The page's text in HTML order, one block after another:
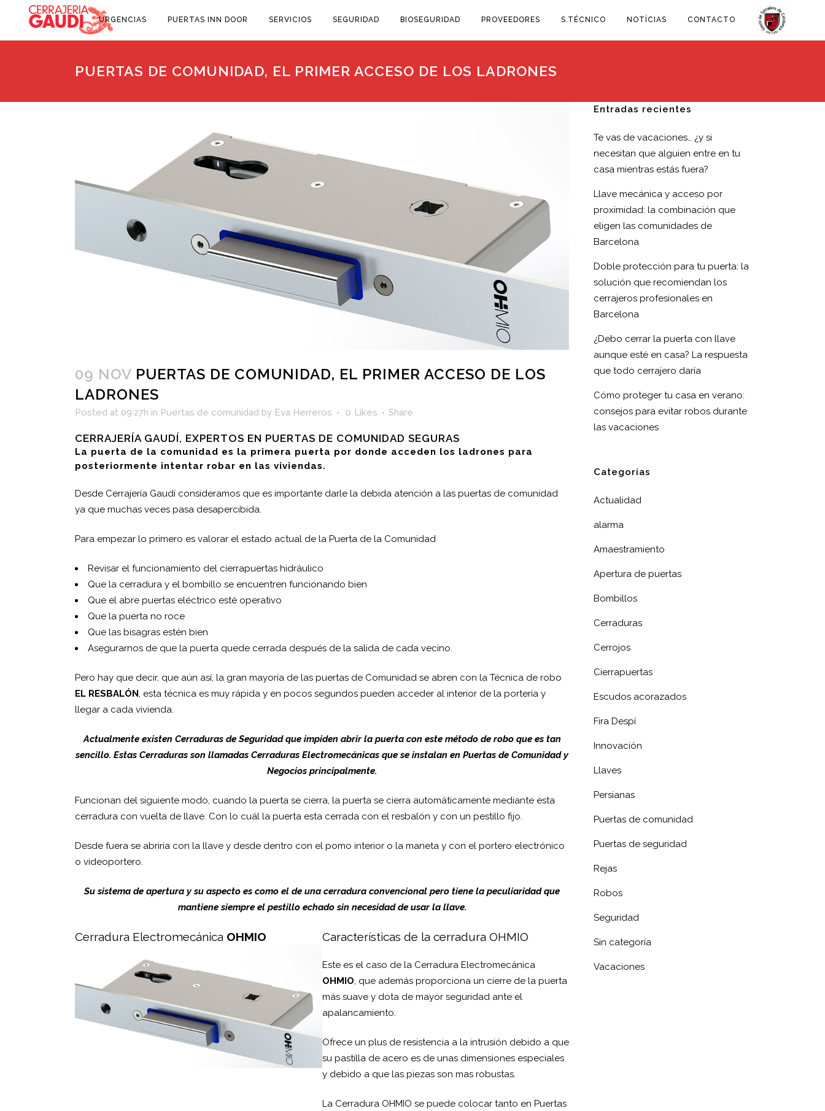
URGENCIAS PUERTAS INN DOOR SERVICIOS SEGURIDAD BIOSEGURIDAD PROVEEDORES S.TÉCNICO NOTÍCIAS CONTACTO
PUERTAS DE COMUNIDAD, EL PRIMER ACCESO DE LOS LADRONES
09 NOV PUERTAS DE COMUNIDAD, EL PRIMER ACCESO DE LOS
LADRONES
Posted at 09:27h in Puertas de comunidad by Eva Herreros 0 Likes Share
CERRAJERÍA GAUDÍ, EXPERTOS EN PUERTAS DE COMUNIDAD SEGURAS
La puerta de la comunidad es la primera puerta por donde acceden los ladrones para
posteriormente intentar robar en las viviendas.
Desde Cerrajería Gaudí consideramos que es importante darle la debida atención a las puertas de comunidad
ya que muchas veces pasa desapercibida.
Para empezar lo primero es valorar el estado actual de la Puerta de la Comunidad
Revisar el funcionamiento del cierrapuertas hidráulico
Que la cerradura y el bombillo se encuentren funcionando bien
Que el abre puertas eléctrico esté operativo
Que la puerta no roce
Que las bisagras estén bien
Asegurarnos de que la puerta quede cerrada después de la salida de cada vecino.
Pero hay que decir, que aún así, la gran mayoría de las puertas de Comunidad se abren con la Técnica de robo
EL RESBALÓN , esta técnica es muy rápida y en pocos segundos pueden acceder al interior de la portería y
llegar a cada vivienda.
Actualmente existen Cerraduras de Seguridad que impiden abrir la puerta con este método de robo que es tan
sencillo. Estas Cerraduras son llamadas Cerraduras Electromecánicas que se instalan en Puertas de Comunidad y
Negocios principalmente.
Funcionan del siguiente modo, cuando la puerta se cierra, la puerta se cierra automáticamente mediante esta
cerradura con vuelta de llave. Con lo cuál la puerta esta cerrada con el resbalón y con un pestillo fijo.
Desde fuera se abriria con la llave y desde dentro con el pomo interior o la maneta y con el portero electrónico
o videoportero.
Su sistema de apertura y su aspecto es como el de una cerradura convencional pero tiene la peculiaridad que
mantiene siempre el pestillo echado sin necesidad de usar la llave.
Cerradura Electromecánica OHMIO Características de la cerradura OHMIO
Este es el caso de la Cerradura Electromecánica
OHMIO , que además proporciona un cierre de la puerta
más suave y dota de mayor seguridad ante el
apalancamiento.
Ofrece un plus de resistencia a la intrusión debido a que
su pastilla de acero es de unas dimensiones especiales
y debido a que las piezas son mas robustas.
La Cerradura OHMIO se puede colocar tanto en Puertas
Entradas recientes
Te vas de vacaciones… ¿y si
necesitan que alguien entre en tu
casa mientras estás fuera?
Llave mecánica y acceso por
proximidad: la combinación que
eligen las comunidades de
Barcelona
Doble protección para tu puerta: la
solución que recomiendan los
cerrajeros profesionales en
Barcelona
¿Debo cerrar la puerta con llave
aunque esté en casa? La respuesta
que todo cerrajero daría
Cómo proteger tu casa en verano:
consejos para evitar robos durante
las vacaciones
Categorías
Actualidad
alarma
Amaestramiento
Apertura de puertas
Bombillos
Cerraduras
Cerrojos
Cierrapuertas
Escudos acorazados
Fira Despí
Innovación
Llaves
Persianas
Puertas de comunidad
Puertas de seguridad
Rejas
Robos
Seguridad
Sin categoría
Vacaciones